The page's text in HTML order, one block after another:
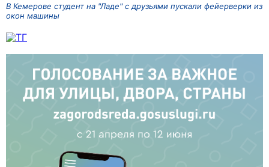
В Кемерове студент на "Ладе" с друзьями пускали фейерверки из
окон машины